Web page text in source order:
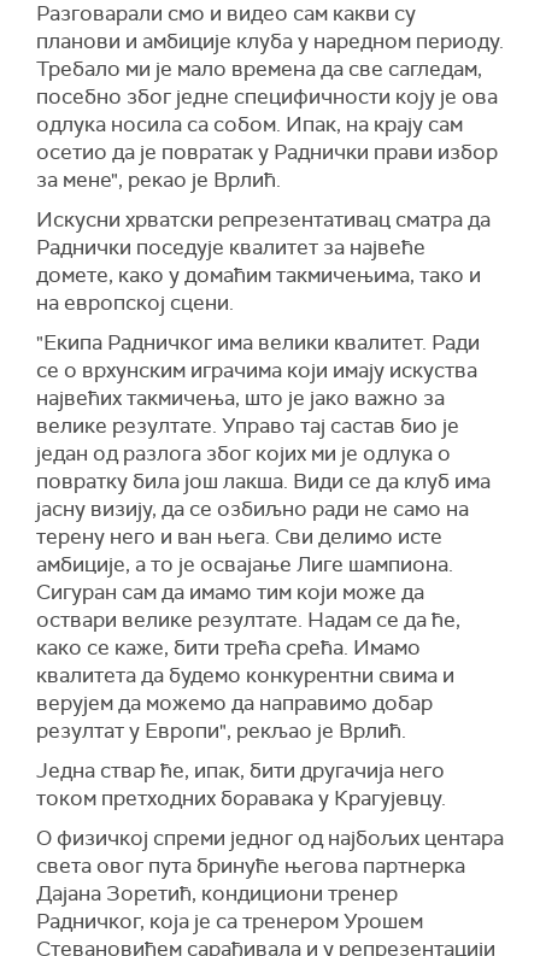
Разговарали смо и видео сам какви су
планови и амбиције клуба у наредном периоду.
Требало ми је мало времена да све сагледам,
посебно због једне специфичности коју је ова
одлука носила са собом. Ипак, на крају сам
осетио да је повратак у Раднички прави избор
за мене", рекао је Врлић.
Искусни хрватски репрезентативац сматра да
Раднички поседује квалитет за највеће
домете, како у домаћим такмичењима, тако и
на европској сцени.
"Екипа Радничког има велики квалитет. Ради
се о врхунским играчима који имају искуства
највећих такмичења, што је јако важно за
велике резултате. Управо тај састав био је
један од разлога због којих ми је одлука о
повратку била још лакша. Види се да клуб има
јасну визију, да се озбиљно ради не само на
терену него и ван њега. Сви делимо исте
амбиције, а то је освајање Лиге шампиона.
Сигуран сам да имамо тим који може да
оствари велике резултате. Надам се да ће,
како се каже, бити трећа срећа. Имамо
квалитета да будемо конкурентни свима и
верујем да можемо да направимо добар
резултат у Европи", рекљао је Врлић.
Једна ствар ће, ипак, бити другачија него
током претходних боравака у Крагујевцу.
О физичкој спреми једног од најбољих центара
света овог пута бринуће његова партнерка
Дајана Зоретић, кондициони тренер
Радничког, која је са тренером Урошем
Стевановићем сарађивала и у репрезентацији